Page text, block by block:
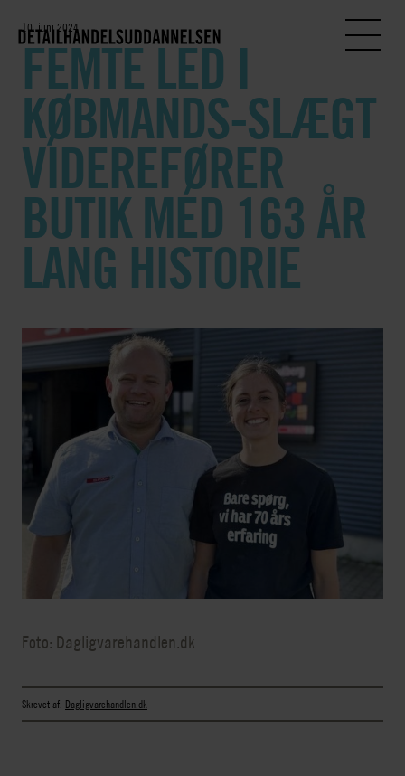
10. juni 2024
FEMTE LED I
KØBMANDS-SLÆGT
VIDEREFØRER
BUTIK MED 163 ÅR
LANG HISTORIE
Foto: Dagligvarehandlen.dk
Skrevet af: Dagligvarehandlen.dk